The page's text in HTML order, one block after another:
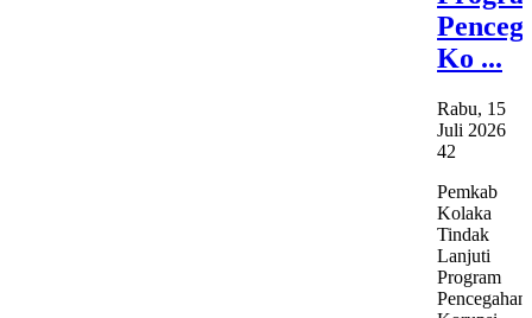
Ko ...
Rabu, 15
Juli 2026
42
Pemkab
Kolaka
Tindak
Lanjuti
Program
Pencegahan